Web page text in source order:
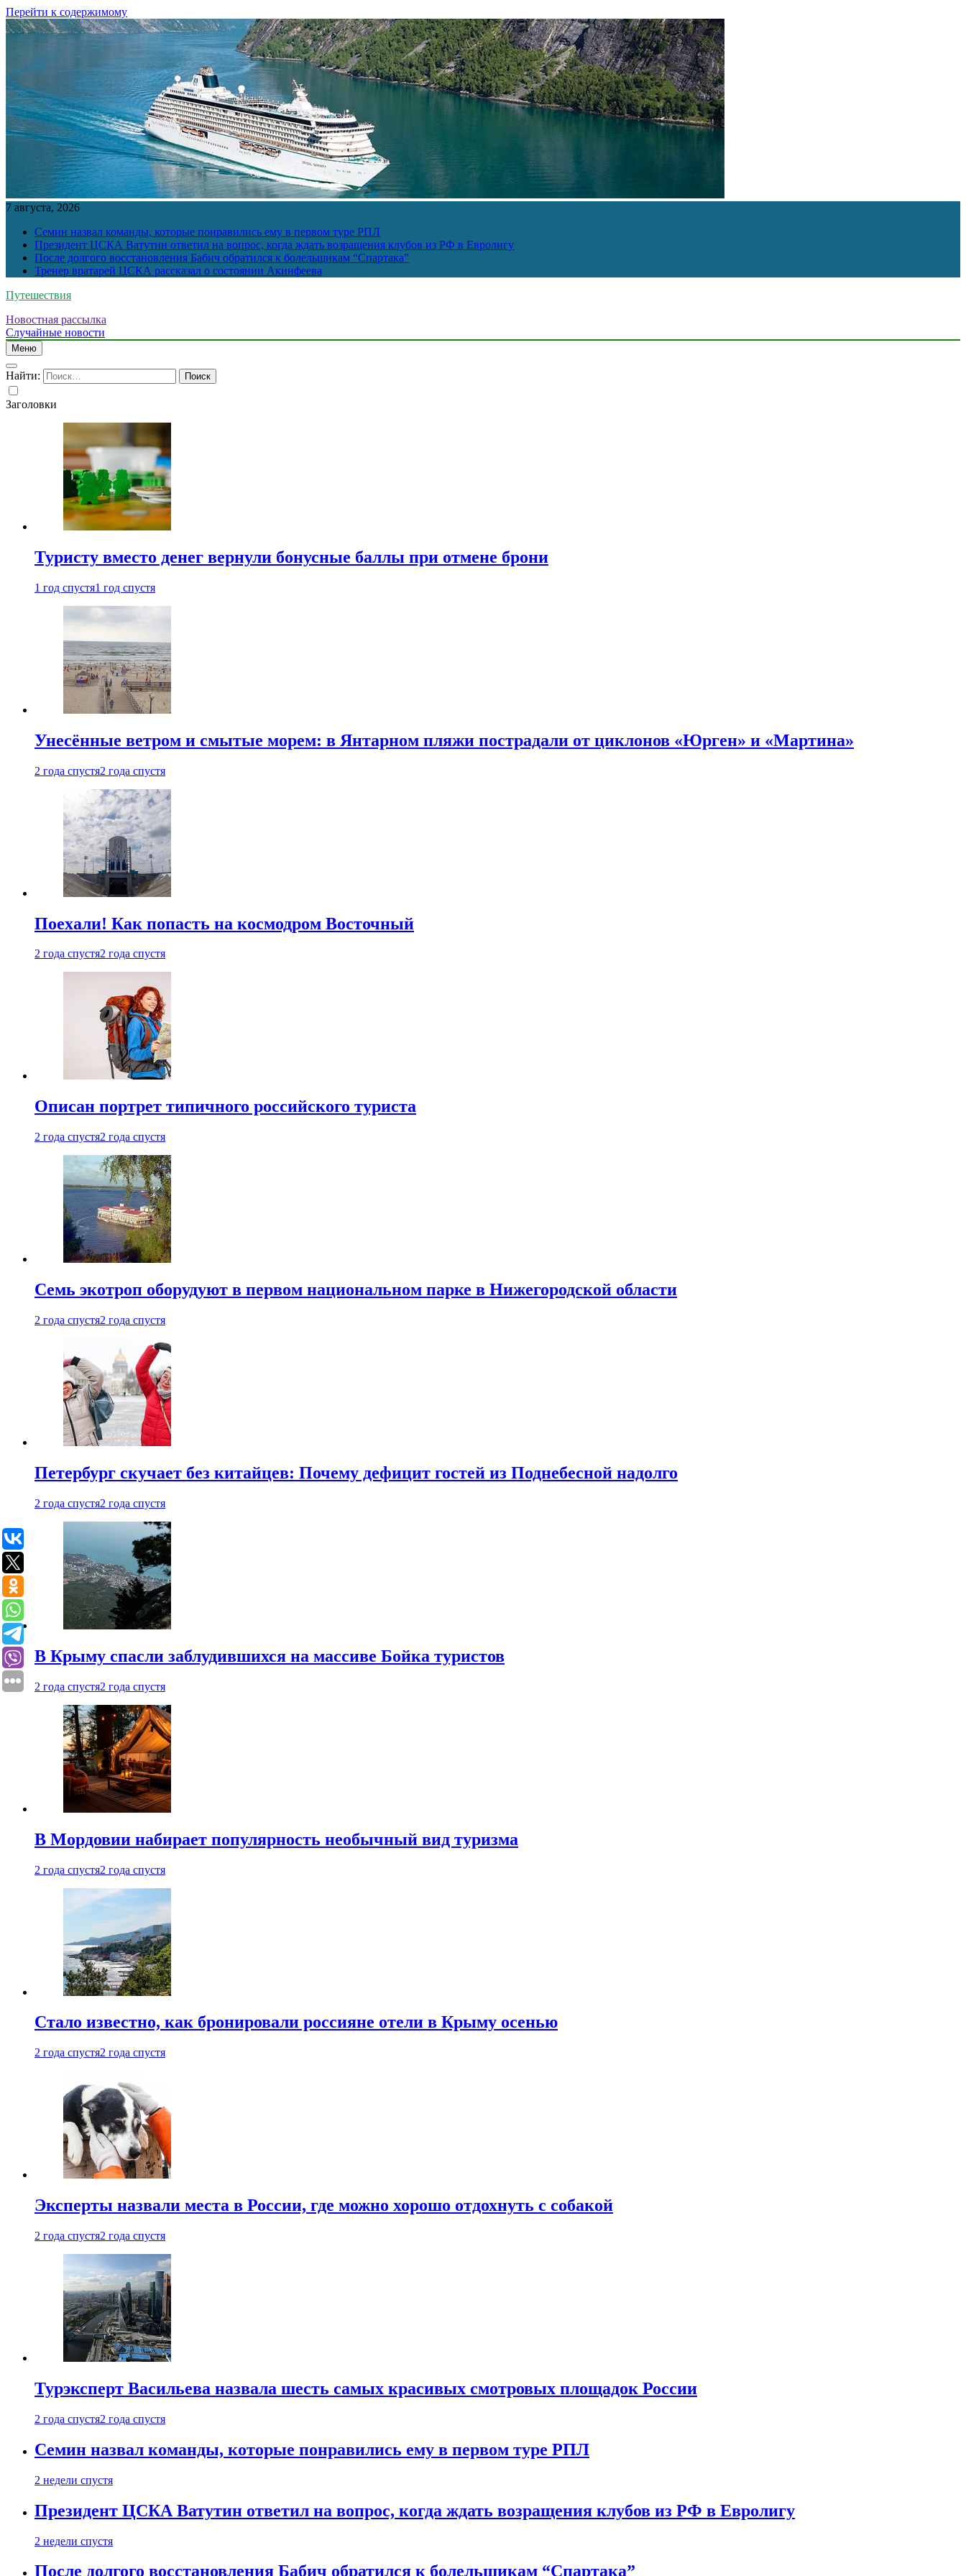
Перейти к содержимому
7 августа, 2026
Семин назвал команды, которые понравились ему в первом туре РПЛ
Президент ЦСКА Ватутин ответил на вопрос, когда ждать возращения клубов из РФ в Евролигу
После долгого восстановления Бабич обратился к болельщикам “Спартака”
Тренер вратарей ЦСКА рассказал о состоянии Акинфеева
Путешествия
Новостная рассылка
Случайные новости
Меню
Найти:
Заголовки
Туристу вместо денег вернули бонусные баллы при отмене брони
1 год спустя1 год спустя
Унесённые ветром и смытые морем: в Янтарном пляжи пострадали от циклонов «Юрген» и «Мартина»
2 года спустя2 года спустя
Поехали! Как попасть на космодром Восточный
2 года спустя2 года спустя
Описан портрет типичного российского туриста
2 года спустя2 года спустя
Семь экотроп оборудуют в первом национальном парке в Нижегородской области
2 года спустя2 года спустя
Петербург скучает без китайцев: Почему дефицит гостей из Поднебесной надолго
2 года спустя2 года спустя
В Крыму спасли заблудившихся на массиве Бойка туристов
2 года спустя2 года спустя
В Мордовии набирает популярность необычный вид туризма
2 года спустя2 года спустя
Стало известно, как бронировали россияне отели в Крыму осенью
2 года спустя2 года спустя
Эксперты назвали места в России, где можно хорошо отдохнуть с собакой
2 года спустя2 года спустя
Турэксперт Васильева назвала шесть самых красивых смотровых площадок России
2 года спустя2 года спустя
Семин назвал команды, которые понравились ему в первом туре РПЛ
2 недели спустя
Президент ЦСКА Ватутин ответил на вопрос, когда ждать возращения клубов из РФ в Евролигу
2 недели спустя
После долгого восстановления Бабич обратился к болельщикам “Спартака”